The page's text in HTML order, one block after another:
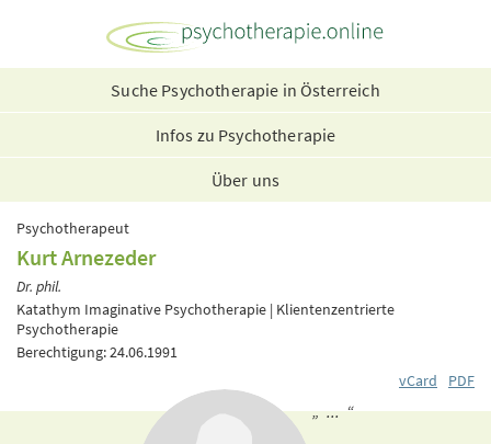
Suche Psychotherapie in Österreich
Infos zu Psychotherapie
Über uns
Psychotherapeut
Kurt Arnezeder
Dr. phil.
Katathym Imaginative Psychotherapie | Klientenzentrierte
Psychotherapie
Berechtigung: 24.06.1991
vCard
PDF
„ ... “